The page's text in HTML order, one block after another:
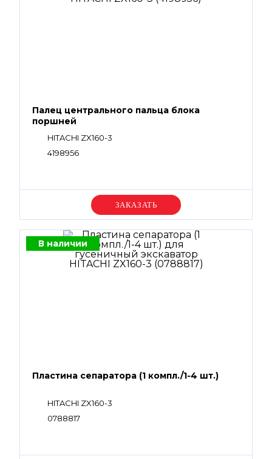
Палец центрального пальца блока
поршней
HITACHI ZX160-3
4198956
Уточняйте цену
В наличии
Пластина сепаратора (1 компл./1-4 шт.)
HITACHI ZX160-3
0788817